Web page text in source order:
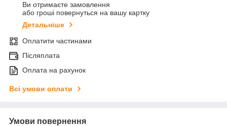
Ви отримаєте замовлення
або гроші повернуться на вашу картку
Детальніше
Оплатити частинами
Післяплата
Оплата на рахунок
Всі умови оплати
Умови повернення